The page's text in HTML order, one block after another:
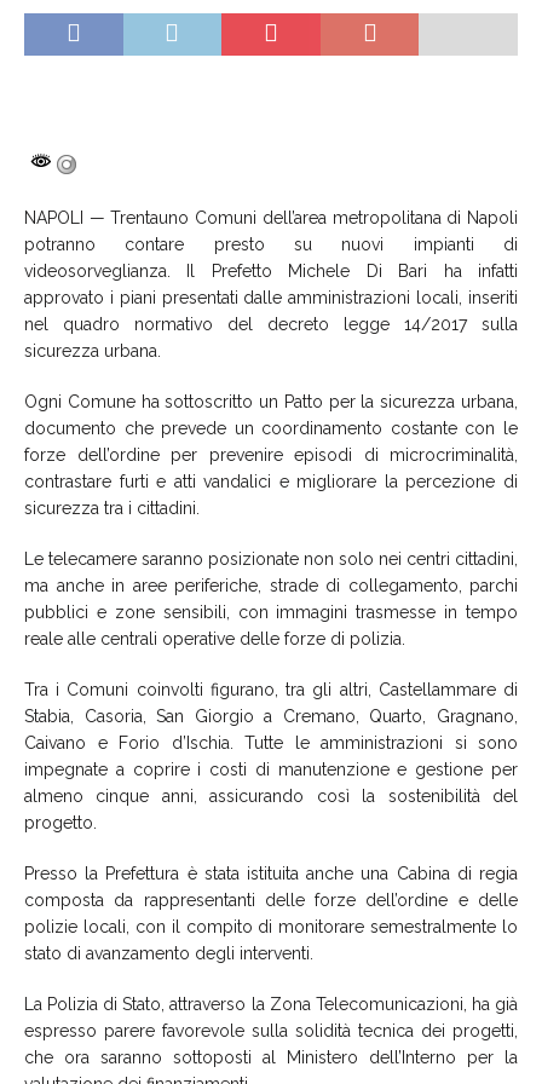
NAPOLI — Trentauno Comuni dell’area metropolitana di Napoli
potranno contare presto su nuovi impianti di
videosorveglianza. Il Prefetto Michele Di Bari ha infatti
approvato i piani presentati dalle amministrazioni locali, inseriti
nel quadro normativo del decreto legge 14/2017 sulla
sicurezza urbana.
Ogni Comune ha sottoscritto un Patto per la sicurezza urbana,
documento che prevede un coordinamento costante con le
forze dell’ordine per prevenire episodi di microcriminalità,
contrastare furti e atti vandalici e migliorare la percezione di
sicurezza tra i cittadini.
Le telecamere saranno posizionate non solo nei centri cittadini,
ma anche in aree periferiche, strade di collegamento, parchi
pubblici e zone sensibili, con immagini trasmesse in tempo
reale alle centrali operative delle forze di polizia.
Tra i Comuni coinvolti figurano, tra gli altri, Castellammare di
Stabia, Casoria, San Giorgio a Cremano, Quarto, Gragnano,
Caivano e Forio d’Ischia. Tutte le amministrazioni si sono
impegnate a coprire i costi di manutenzione e gestione per
almeno cinque anni, assicurando così la sostenibilità del
progetto.
Presso la Prefettura è stata istituita anche una Cabina di regia
composta da rappresentanti delle forze dell’ordine e delle
polizie locali, con il compito di monitorare semestralmente lo
stato di avanzamento degli interventi.
La Polizia di Stato, attraverso la Zona Telecomunicazioni, ha già
espresso parere favorevole sulla solidità tecnica dei progetti,
che ora saranno sottoposti al Ministero dell’Interno per la